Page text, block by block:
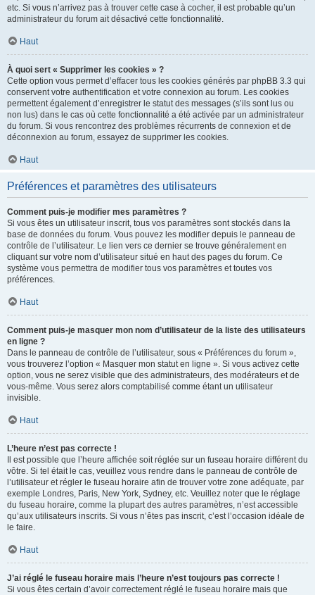
etc. Si vous n’arrivez pas à trouver cette case à cocher, il est probable qu’un
administrateur du forum ait désactivé cette fonctionnalité.
Haut
À quoi sert « Supprimer les cookies » ?
Cette option vous permet d’effacer tous les cookies générés par phpBB 3.3 qui
conservent votre authentification et votre connexion au forum. Les cookies
permettent également d’enregistrer le statut des messages (s’ils sont lus ou
non lus) dans le cas où cette fonctionnalité a été activée par un administrateur
du forum. Si vous rencontrez des problèmes récurrents de connexion et de
déconnexion au forum, essayez de supprimer les cookies.
Haut
Préférences et paramètres des utilisateurs
Comment puis-je modifier mes paramètres ?
Si vous êtes un utilisateur inscrit, tous vos paramètres sont stockés dans la
base de données du forum. Vous pouvez les modifier depuis le panneau de
contrôle de l’utilisateur. Le lien vers ce dernier se trouve généralement en
cliquant sur votre nom d’utilisateur situé en haut des pages du forum. Ce
système vous permettra de modifier tous vos paramètres et toutes vos
préférences.
Haut
Comment puis-je masquer mon nom d’utilisateur de la liste des utilisateurs
en ligne ?
Dans le panneau de contrôle de l’utilisateur, sous « Préférences du forum »,
vous trouverez l’option « Masquer mon statut en ligne ». Si vous activez cette
option, vous ne serez visible que des administrateurs, des modérateurs et de
vous-même. Vous serez alors comptabilisé comme étant un utilisateur
invisible.
Haut
L’heure n’est pas correcte !
Il est possible que l’heure affichée soit réglée sur un fuseau horaire différent du
vôtre. Si tel était le cas, veuillez vous rendre dans le panneau de contrôle de
l’utilisateur et régler le fuseau horaire afin de trouver votre zone adéquate, par
exemple Londres, Paris, New York, Sydney, etc. Veuillez noter que le réglage
du fuseau horaire, comme la plupart des autres paramètres, n’est accessible
qu’aux utilisateurs inscrits. Si vous n’êtes pas inscrit, c’est l’occasion idéale de
le faire.
Haut
J’ai réglé le fuseau horaire mais l’heure n’est toujours pas correcte !
Si vous êtes certain d’avoir correctement réglé le fuseau horaire mais que